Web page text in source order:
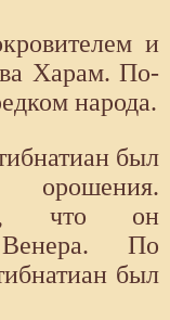
и
Харам. По-
народа.
был
что он
Венера. По
был